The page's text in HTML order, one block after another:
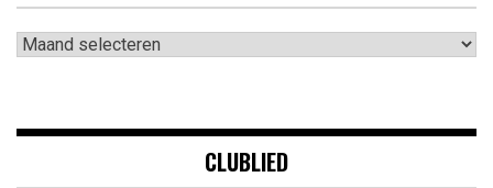
Archieven
CLUBLIED